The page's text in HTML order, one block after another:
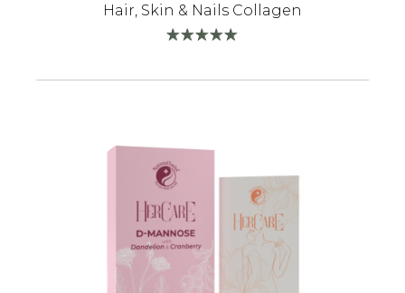
Hair, Skin & Nails Collagen